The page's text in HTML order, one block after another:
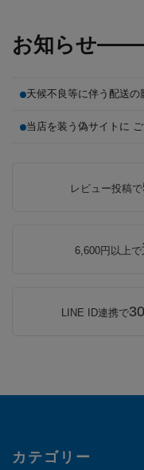
お知らせ
天候不良等に伴う配送
当店を装う偽サイトに
レビュー投稿で
6,600円以上で
LINE ID連携で
カテゴリー